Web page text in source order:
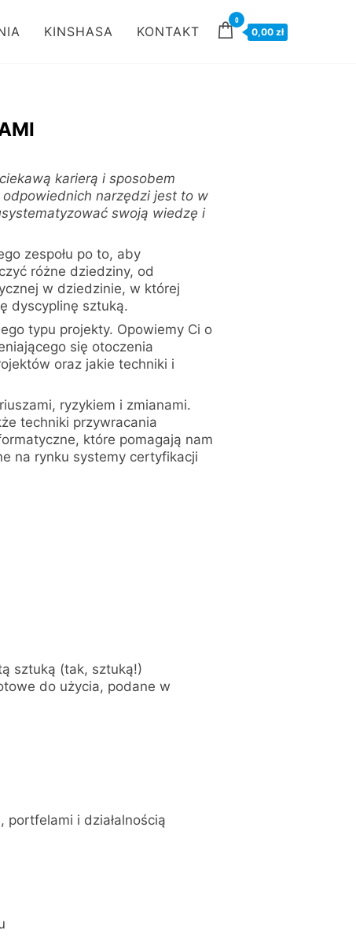
KINSHASA KONTAKT
0
0,00 zł
karierą i sposobem
narzędzi jest to w
swoją wiedzę i
zespołu po to, aby
różne dziedziny, od
w dziedzinie, w której
dyscyplinę sztuką.
typu projekty. Opowiemy Ci o
się otoczenia
oraz jakie techniki i
ryzykiem i zmianami.
techniki przywracania
które pomagają nam
na rynku systemy certyfikacji
sztuką (tak, sztuką!)
do użycia, podane w
i działalnością